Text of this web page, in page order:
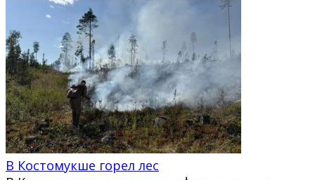
В Костомукше горел лес